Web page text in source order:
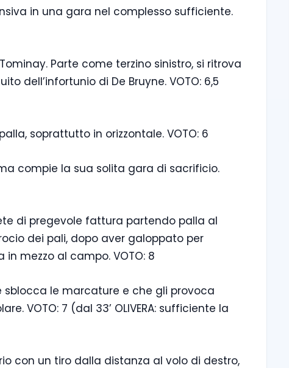
in una gara nel complesso sufficiente.
Parte come terzino sinistro, si ritrova
dell’infortunio di De Bruyne. VOTO: 6,5
soprattutto in orizzontale. VOTO: 6
compie la sua solita gara di sacrificio.
di pregevole fattura partendo palla al
dei pali, dopo aver galoppato per
mezzo al campo. VOTO: 8
sblocca le marcature e che gli provoca
VOTO: 7 (dal 33’ OLIVERA: sufficiente la
con un tiro dalla distanza al volo di destro,